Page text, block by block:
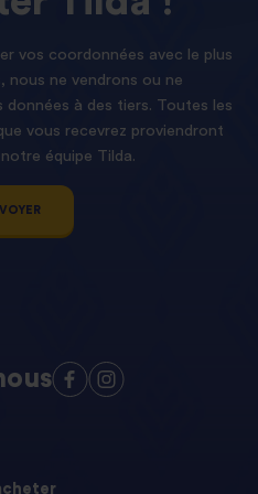
vos coordonnées avec le plus
nous ne vendrons ou ne
à des tiers. Toutes les
vous recevrez proviendront
équipe Tilda.